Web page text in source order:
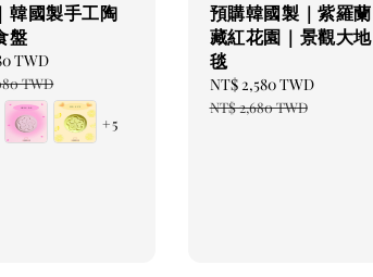
韓國製手工陶
盤
TWD
TWD
+5
預購韓國製｜紫羅蘭
藏紅花園｜景觀大地
毯
Sale
price
NT$ 2,580 TWD
NT$ 2,680 TWD